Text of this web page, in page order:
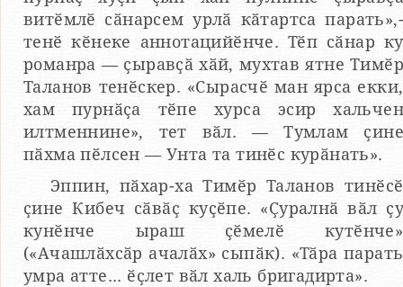
витӗмлӗ сӑнарсем урлӑ кӑтартса парать»,-
тенӗ кӗнеке аннотацийӗнче. Тӗп сӑнар ку
романра — ҫыравҫӑ хӑй, мухтав ятне Тимӗр
Таланов тенӗскер. «Сырасчӗ ман ярса екки,
хам пурнӑҫа тӗпе хурса эсир хальчен
илтменнине», тет вӑл. — Тумлам ҫине
пӑхма пӗлсен — Унта та тинӗс курӑнать».
Эппин, пӑхар-ха Тимӗр Таланов тинӗсӗ
ҫине Кибеч сӑвӑҫ куҫӗпе. «Ҫуралнӑ вӑл ҫу
кунӗнче ыраш ҫӗмелӗ кутӗнче»
(«Ачашлӑхсӑр ачалӑх» сыпӑк). «Тӑра парать
умра атте... ӗҫлет вӑл халь бригадирта».